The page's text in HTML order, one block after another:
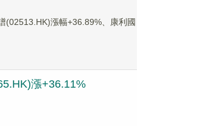
(02513.HK)漲幅+36.89%、康利國
漲+36.11%